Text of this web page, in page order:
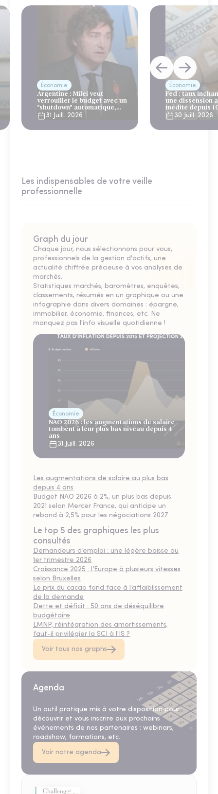
Économie
Argentine : Milei veut
verrouiller le budget avec un
"shutdown" automatique,
sous le regard bienveillant
du FMI
31 Juill. 2026
Économie
Fed : taux
une dissension
inédite depuis
30 Juill. 2026
Les indispensables de votre veille
professionnelle
Graph du jour
Chaque jour, nous sélectionnons pour vous,
professionnels de la gestion d'actifs, une
actualité chiffrée précieuse à vos analyses de
marchés.
Statistiques marchés, baromètres, enquêtes,
classements, résumés en un graphique ou une
infographie dans divers domaines : épargne,
immobilier, économie, finances, etc. Ne
manquez pas l'info visuelle quotidienne !
Économie
NAO 2026 : les augmentations de salaire
tombent à leur plus bas niveau depuis 4
ans
31 Juill. 2026
Les augmentations de salaire au plus bas
depuis 4 ans
Budget NAO 2026 à 2%, un plus bas depuis
2021 selon Mercer France, qui anticipe un
rebond à 2,5% pour les négociations 2027.
Le top 5 des graphiques les plus
consultés
Demandeurs d’emploi : une légère baisse au
1er trimestre 2026
Croissance 2025 : l’Europe à plusieurs vitesses
selon Bruxelles
Le prix du cacao fond face à l’affaiblissement
de la demande
Dette et déficit : 50 ans de déséquilibre
budgétaire
LMNP, réintégration des amortissements,
faut-il privilégier la SCI à l'IS ?
Voir tous nos graphs
Agenda
Un outil pratique mis à votre disposition pour
découvrir et vous inscrire aux prochains
événements de nos partenaires : webinars,
roadshow, formations, etc.
Voir notre agenda